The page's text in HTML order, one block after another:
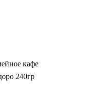
240гр